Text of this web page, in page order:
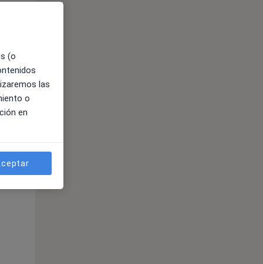
(o
las
o
en